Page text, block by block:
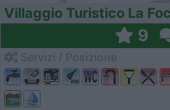
Villaggio Turistico La
9